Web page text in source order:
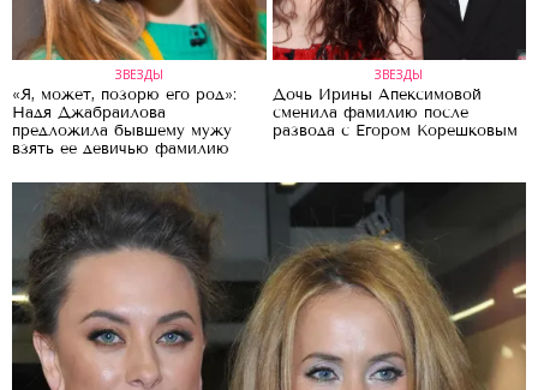
ЗВЕЗДЫ
«Я, может, позорю его род»:
Надя Джабраилова
предложила бывшему мужу
взять ее девичью фамилию
ЗВЕЗДЫ
Дочь Ирины Апексимовой
сменила фамилию после
развода с Егором Корешковым